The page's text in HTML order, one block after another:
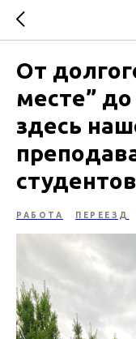
От
месте”
здесь
РАБОТА ПЕРЕЕЗД